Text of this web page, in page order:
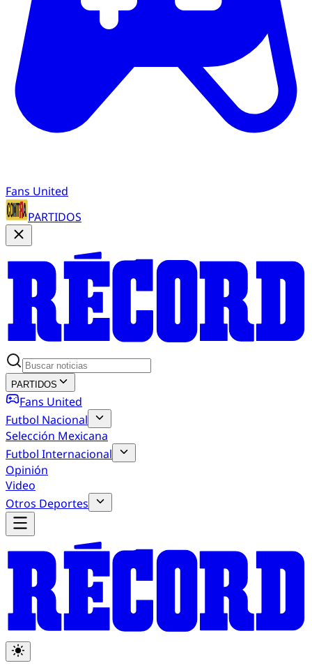
Fans United
PARTIDOS
PARTIDOS
Fans United
Futbol Nacional
Selección Mexicana
Futbol Internacional
Opinión
Video
Otros Deportes